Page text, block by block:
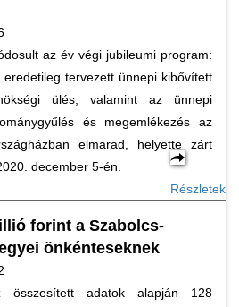
az év végi jubileumi program:
eredetileg tervezett ünnepi kibővített
ülés, valamint az ünnepi
és megemlékezés az
elmarad, helyette zárt
december 5-én.
Részletek
forint a Szabolcs-
önkénteseknek
összesített adatok alapján 128